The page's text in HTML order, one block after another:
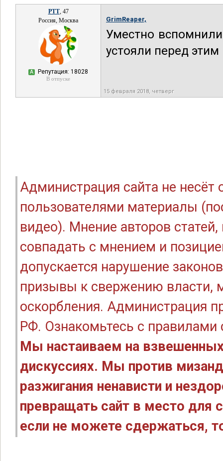
РТТ, 47
Россия, Москва
А Репутация: 18028
В отпуске
GrimReaper,
Уместно
устояли перед этим
15 февраля 2018, четверг
Администрация сайта не
пользователями материалы
видео). Мнение авторов
совпадать с мнением и
допускается нарушение
призывы к свержению власти,
оскорбления. Администрация
РФ. Ознакомьтесь с правилами
Мы настаиваем на
дискуссиях. Мы против
разжигания ненависти и
превращать сайт в место для
если не можете сдержаться,